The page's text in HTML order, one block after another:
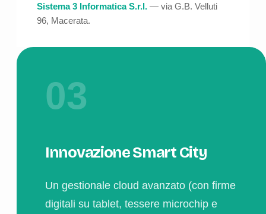
Sistema 3 Informatica S.r.l. — via G.B. Velluti
96, Macerata.
03
Innovazione Smart City
Un gestionale cloud avanzato (con firme
digitali su tablet, tessere microchip e